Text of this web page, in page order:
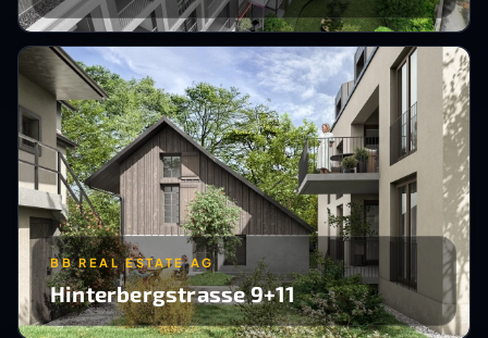
BB REAL ESTATE AG
Hinterbergstrasse 9+11